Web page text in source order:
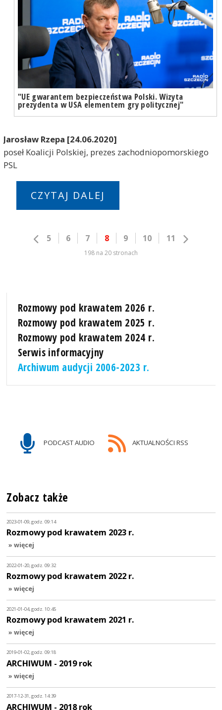
"UE gwarantem bezpieczeństwa Polski. Wizyta
prezydenta w USA elementem gry politycznej"
Jarosław Rzepa [24.06.2020]
poseł Koalicji Polskiej, prezes zachodniopomorskiego
PSL
CZYTAJ DALEJ
5 6 7 8 9 10 11
198 na 20 stronach
Rozmowy pod krawatem 2026 r.
Rozmowy pod krawatem 2025 r.
Rozmowy pod krawatem 2024 r.
Serwis informacyjny
Archiwum audycji 2006-2023 r.
PODCAST AUDIO AKTUALNOŚCI RSS
Zobacz także
2023-01-09, godz. 09:14
Rozmowy pod krawatem 2023 r.
» więcej
2022-01-20, godz. 09:32
Rozmowy pod krawatem 2022 r.
» więcej
2021-01-04, godz. 10:45
Rozmowy pod krawatem 2021 r.
» więcej
2019-01-02, godz. 09:18
ARCHIWUM - 2019 rok
» więcej
2017-12-31, godz. 14:39
ARCHIWUM - 2018 rok